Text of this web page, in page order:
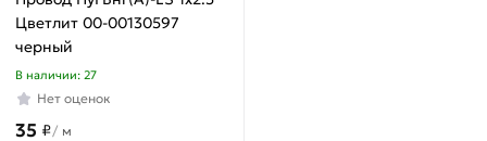
Цветлит 00-00130597
черный
В наличии: 27
Нет оценок
35 ₽/ м